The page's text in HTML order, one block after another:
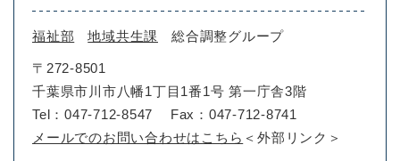
福祉部 地域共生課 総合調整グループ
〒272-8501
千葉県市川市八幡1丁目1番1号 第一庁舎3階
Tel：047-712-8547
Fax：047-712-8741
メールでのお問い合わせはこちら ＜外部リンク＞